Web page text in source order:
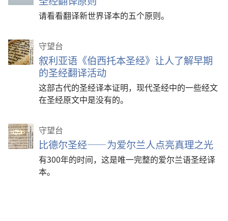
请看看翻译新世界译本的五个原则。
守望台
叙利亚语《伯西托本圣经》让人了解早期
的圣经翻译活动
这部古代的圣经译本证明，现代圣经中的一些经文
在圣经原文中是没有的。
守望台
比德尔圣经——为爱尔兰人点亮真理之光
有300年的时间，这是唯一完整的爱尔兰语圣经译
本。